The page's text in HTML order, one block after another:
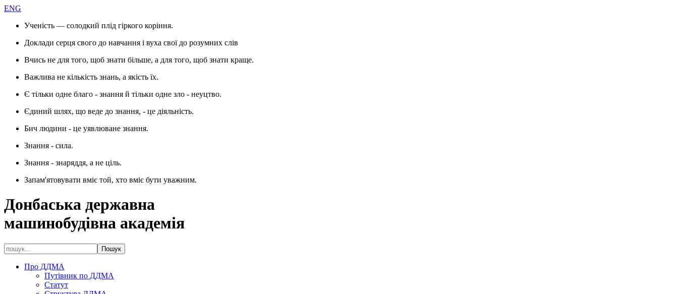
ENG
Ученість — солодкий плід гіркого коріння.
Доклади серця свого до навчання і вуха свої до розумних слів
Вчись не для того, щоб знати більше, а для того, щоб знати краще.
Важлива не кількість знань, а якість їх.
Є тільки одне благо - знання й тільки одне зло - неуцтво.
Єдиний шлях, що веде до знання, - це діяльність.
Бич людини - це уявлюване знання.
Знання - сила.
Знання - знаряддя, а не ціль.
Запам'ятовувати вміє той, хто вміє бути уважним.
Донбаська державна
машинобудівна академія
Про ДДМА
Путівник по ДДМА
Статут